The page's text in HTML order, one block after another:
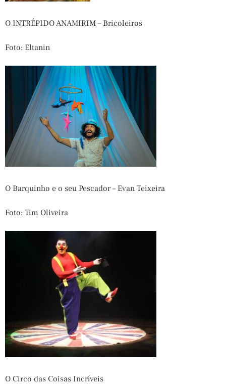
O INTRÉPIDO ANAMIRIM – Bricoleiros
Foto: Eltanin
O Barquinho e o seu Pescador – Evan Teixeira
Foto: Tim Oliveira
O Circo das Coisas Incríveis